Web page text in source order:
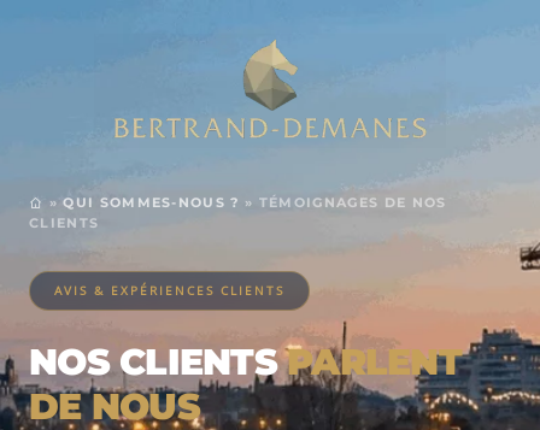
»QUI SOMMES-NOUS ? » TÉMOIGNAGES DE NOS
CLIENTS
AVIS & EXPÉRIENCES CLIENTS
NOS CLIENTSPARLENT
DE NOUS